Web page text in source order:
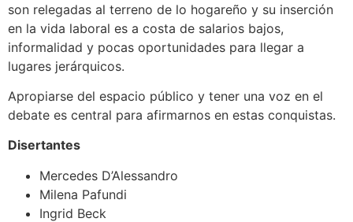
son relegadas al terreno de lo hogareño y su inserción
en la vida laboral es a costa de salarios bajos,
informalidad y pocas oportunidades para llegar a
lugares jerárquicos.
Apropiarse del espacio público y tener una voz en el
debate es central para afirmarnos en estas conquistas.
Disertantes
Mercedes D’Alessandro
Milena Pafundi
Ingrid Beck